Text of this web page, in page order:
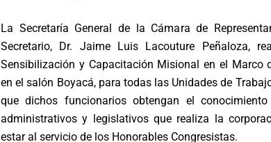
La Secretaría General de la Cámara de
Secretario, Dr. Jaime Luis Lacouture Peñaloza,
Sensibilización y Capacitación Misional en el Marco
en el salón Boyacá, para todas las Unidades de
que dichos funcionarios obtengan el
administrativos y legislativos que realiza la
estar al servicio de los Honorables Congresistas.